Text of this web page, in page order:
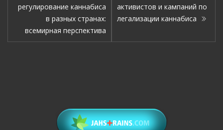
регулирование каннабиса
в разных странах:
всемирная перспектива
активистов и кампаний по
легализации каннабиса